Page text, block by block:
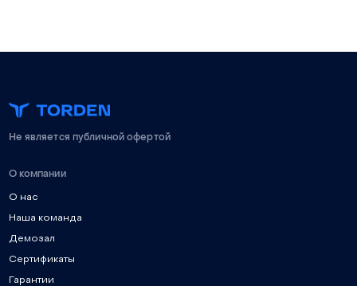
Не является публичной офертой
О компании
О нас
Наша команда
Демозал
Сертификаты
Гарантии